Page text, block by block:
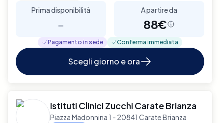
Prima disponibilità
-
A partire da
88€
Pagamento in sede Conferma immediata
Scegli giorno e ora
Istituti Clinici Zucchi Carate Brianza
Piazza Madonnina 1 - 20841 Carate Brianza